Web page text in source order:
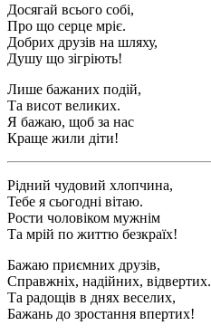
Досягай всього собі,
Про що серце мріє.
Добрих друзів на шляху,
Душу що зігріють!
Лише бажаних подій,
Та висот великих.
Я бажаю, щоб за нас
Краще жили діти!
Рідний чудовий хлопчина,
Тебе я сьогодні вітаю.
Рости чоловіком мужнім
Та мрій по життю безкраїх!
Бажаю приємних друзів,
Справжніх, надійних, відвертих.
Та радощів в днях веселих,
Бажань до зростання впертих!